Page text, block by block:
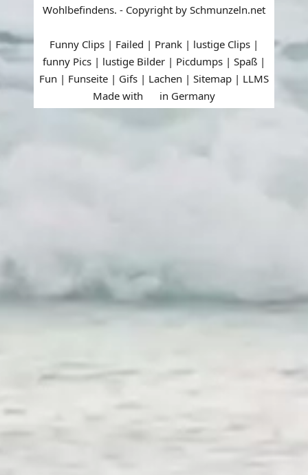
Wohlbefindens. - Copyright by Schmunzeln.net
Funny Clips | Failed | Prank | lustige Clips |
funny Pics | lustige Bilder | Picdumps | Spaß |
Fun | Funseite | Gifs | Lachen | Sitemap | LLMS
Made with
in Germany